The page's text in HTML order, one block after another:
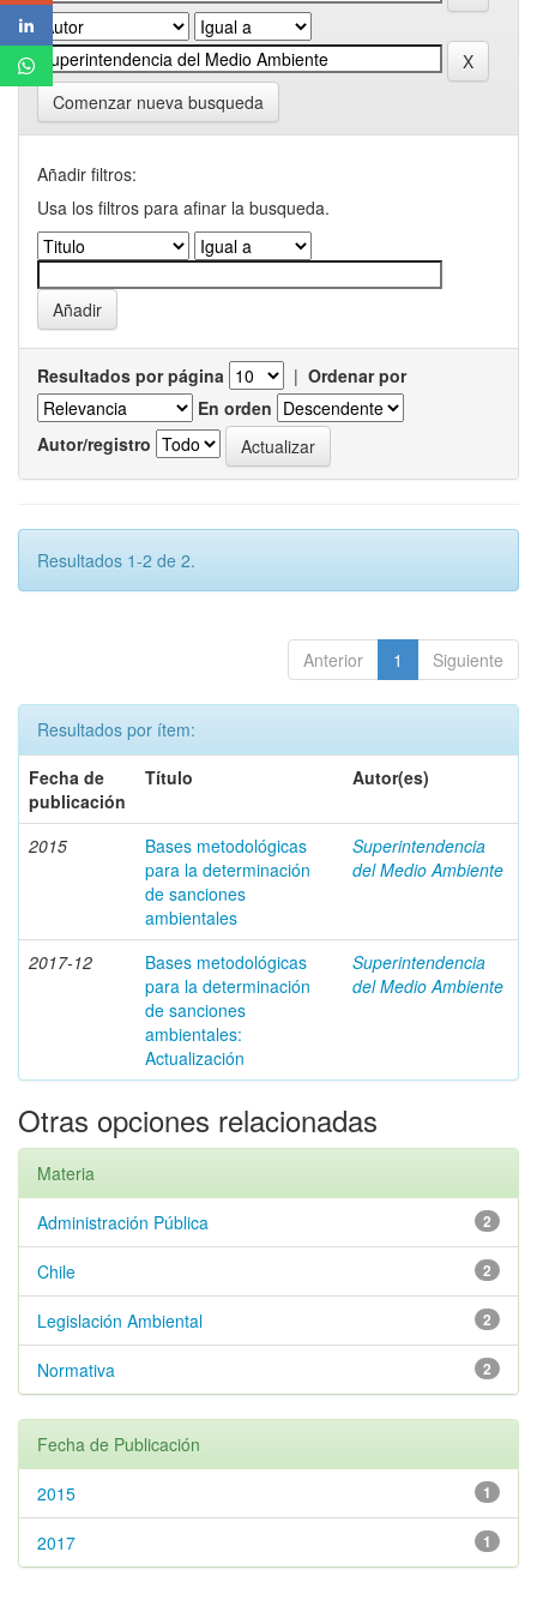
Comenzar nueva busqueda
Añadir filtros:
Usa los filtros para afinar la busqueda.
Resultados por página | Ordenar por
En orden
Autor/registro
Resultados 1-2 de 2.
Anterior 1 Siguiente
Resultados por ítem:
Fecha de
publicación
Título Autor(es)
2015
Bases metodológicas
para la determinación
de sanciones
ambientales
Superintendencia
del Medio Ambiente
2017-12
Bases metodológicas
para la determinación
de sanciones
ambientales:
Actualización
Superintendencia
del Medio Ambiente
Otras opciones relacionadas
Materia
2
Administración Pública
2
Chile
2
Legislación Ambiental
2
Normativa
Fecha de Publicación
1
2015
1
2017